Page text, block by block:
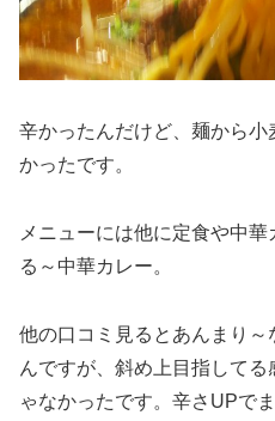
辛かったんだけど、麺から
かったです。
メニューには他に定食や中
る～中華カレー。
他の口コミ見るとあんまり
んですが、斜め上目指して
ゃなかったです。辛さUPで